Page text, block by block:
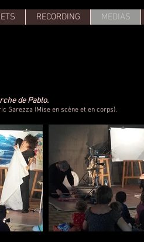
RECORDING MEDIAS
de Pablo.
Sarezza (Mise en scène et en corps).